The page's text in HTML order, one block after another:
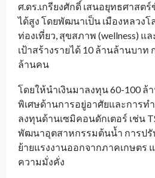
ศ.ดร.เกรียงศักดิ์ เสนอยุทธศาสต
ได้สูง โดยพัฒนาเป็น เมืองหลวงโ
ท่องเที่ยว, สุขสภาพ (wellness) แ
เป้าสร้างรายได้ 10 ล้านล้านบาท
ล้านคน
โดยให้นำเงินมาลงทุน 60-100
พิเศษด้านการอยู่อาศัยและการท
ลงทุนด้านเซมิคอนดักเตอร์ เช่น
พัฒนาอุตสาหกรรมต้นน้ำ การปรั
ย้ายแรงงานออกจากภาคเกษตร
ความมั่งคั่ง